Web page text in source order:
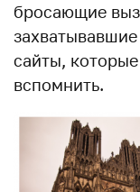
бросающие
сайты,
вспомнить.